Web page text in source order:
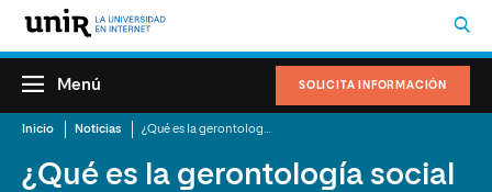
SOLICITA INFORMACIÓN
Menú
Inicio Noticias
¿Qué es la gerontología social